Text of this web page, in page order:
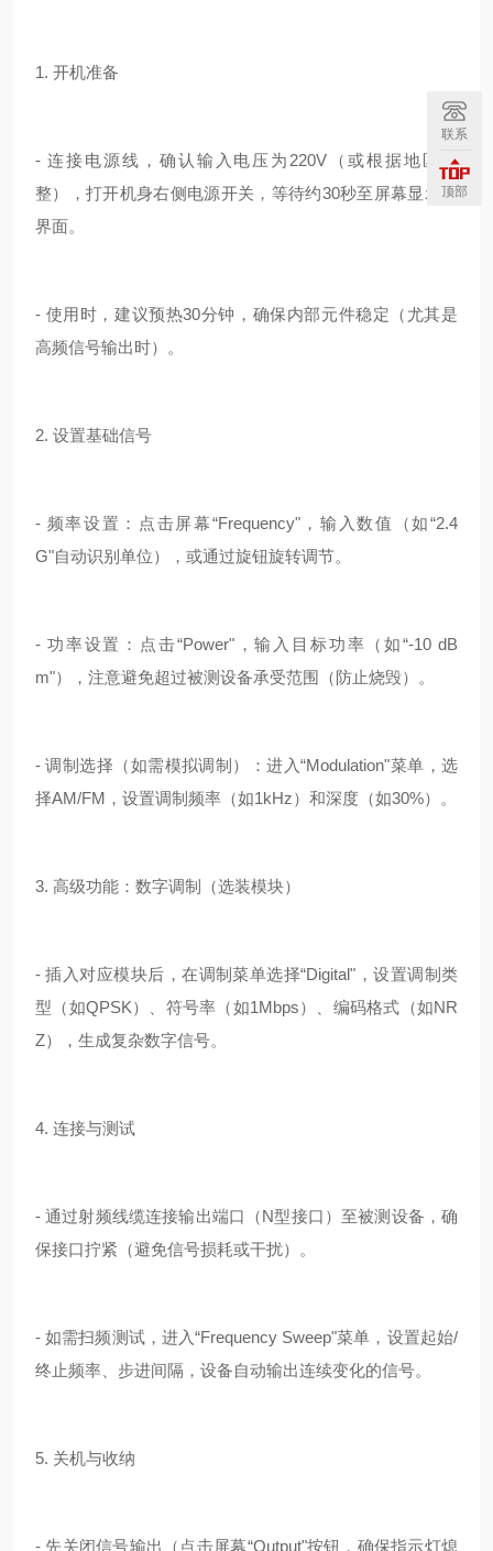
1. 开机准备
- 连接电源线，确认输入电压为220V（或根据地区调
整），打开机身右侧电源开关，等待约30秒至屏幕显示主
界面。
- 使用时，建议预热30分钟，确保内部元件稳定（尤其是
高频信号输出时）。
2. 设置基础信号
- 频率设置：点击屏幕“Frequency"，输入数值（如“2.4
G"自动识别单位），或通过旋钮旋转调节。
- 功率设置：点击“Power"，输入目标功率（如“-10 dB
m"），注意避免超过被测设备承受范围（防止烧毁）。
- 调制选择（如需模拟调制）：进入“Modulation"菜单，选
择AM/FM，设置调制频率（如1kHz）和深度（如30%）。
3. 高级功能：数字调制（选装模块）
- 插入对应模块后，在调制菜单选择“Digital"，设置调制类
型（如QPSK）、符号率（如1Mbps）、编码格式（如NR
Z），生成复杂数字信号。
4. 连接与测试
- 通过射频线缆连接输出端口（N型接口）至被测设备，确
保接口拧紧（避免信号损耗或干扰）。
- 如需扫频测试，进入“Frequency Sweep"菜单，设置起始/
终止频率、步进间隔，设备自动输出连续变化的信号。
5. 关机与收纳
- 先关闭信号输出（点击屏幕“Output"按钮，确保指示灯熄
联系
顶部